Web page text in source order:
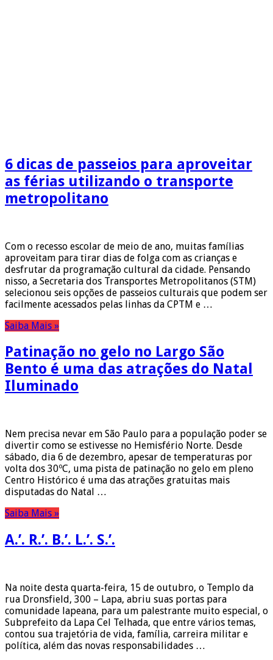
6 dicas de passeios para aproveitar
as férias utilizando o transporte
metropolitano
Com o recesso escolar de meio de ano, muitas famílias
aproveitam para tirar dias de folga com as crianças e
desfrutar da programação cultural da cidade. Pensando
nisso, a Secretaria dos Transportes Metropolitanos (STM)
selecionou seis opções de passeios culturais que podem ser
facilmente acessados pelas linhas da CPTM e …
Saiba Mais »
Patinação no gelo no Largo São
Bento é uma das atrações do Natal
Iluminado
Nem precisa nevar em São Paulo para a população poder se
divertir como se estivesse no Hemisfério Norte. Desde
sábado, dia 6 de dezembro, apesar de temperaturas por
volta dos 30ºC, uma pista de patinação no gelo em pleno
Centro Histórico é uma das atrações gratuitas mais
disputadas do Natal …
Saiba Mais »
A.’. R.’. B.’. L.’. S.’.
Na noite desta quarta-feira, 15 de outubro, o Templo da
rua Dronsfield, 300 – Lapa, abriu suas portas para
comunidade lapeana, para um palestrante muito especial, o
Subprefeito da Lapa Cel Telhada, que entre vários temas,
contou sua trajetória de vida, família, carreira militar e
política, além das novas responsabilidades …